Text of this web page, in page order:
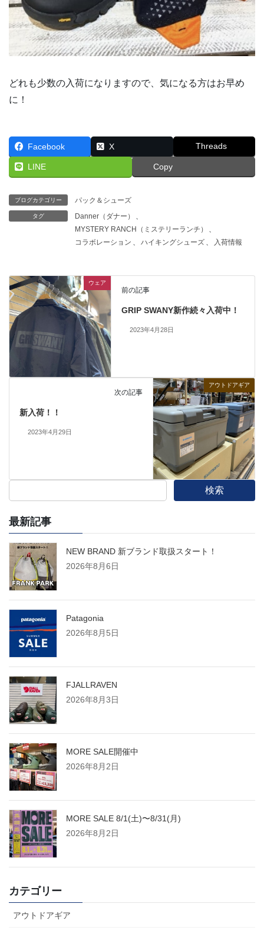
どれも少数の入荷になりますので、気になる方はお早め
に！
Facebook X Threads
LINE Copy
ブログカテゴリー パック＆シューズ
タグ Danner（ダナー）
、
MYSTERY RANCH（ミステリーランチ）
、
コラボレーション 、 ハイキングシューズ 、 入荷情報
ウェア
前の記事
GRIP SWANY新作続々入荷中！
2023年4月28日
アウトドアギア
次の記事
新入荷！！
2023年4月29日
検索
最新記事
NEW BRAND 新ブランド取扱スタート！
2026年8月6日
Patagonia
2026年8月5日
FJALLRAVEN
2026年8月3日
MORE SALE開催中
2026年8月2日
MORE SALE 8/1(土)〜8/31(月)
2026年8月2日
カテゴリー
アウトドアギア